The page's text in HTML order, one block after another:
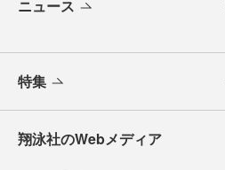
ニュース
特集
翔泳社のWebメディア